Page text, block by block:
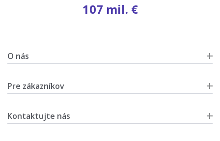
107 mil. €
O nás
Pre zákazníkov
Kontaktujte nás